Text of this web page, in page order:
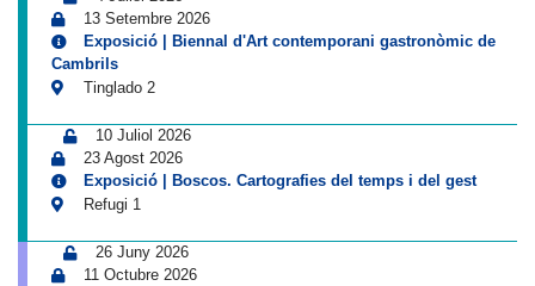
13 Setembre 2026
Exposició | Biennal d'Art contemporani gastronòmic de
Cambrils
Tinglado 2
10 Juliol 2026
23 Agost 2026
Exposició | Boscos. Cartografies del temps i del gest
Refugi 1
26 Juny 2026
11 Octubre 2026